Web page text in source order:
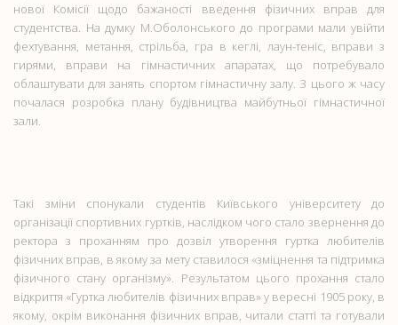
нової Комісії щодо бажаності введення фізичних вправ для
студентства. На думку М.Оболонського до програми мали увійти
фехтування, метання, стрільба, гра в кеглі, лаун-теніс, вправи з
гирями, вправи на гімнастичних апаратах, що потребувало
облаштувати для занять спортом гімнастичну залу. З цього ж часу
почалася розробка плану будівництва майбутньої гімнастичної
зали.
Такі зміни спонукали студентів Київського університету до
організації спортивних гуртків, наслідком чого стало звернення до
ректора з проханням про дозвіл утворення гуртка любителів
фізичних вправ, в якому за мету ставилося «зміцнення та підтримка
фізичного стану організму». Результатом цього прохання стало
відкриття «Гуртка любителів фізичних вправ» у вересні 1905 року, в
якому, окрім виконання фізичних вправ, читали статті та готували